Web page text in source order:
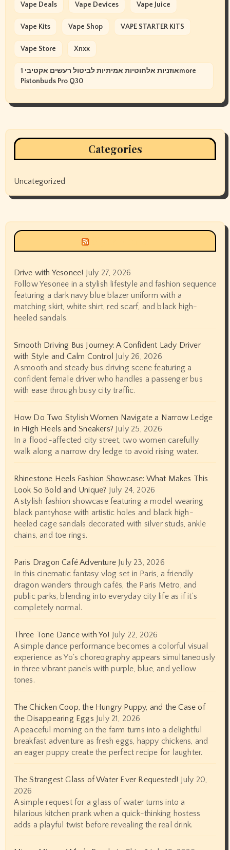
Vape Deals Vape Devices Vape Juice
Vape Kits Vape Shop VAPE STARTER KITS
Vape Store Xnxx
אוזניות אלחוטיות אמיתיות לביטול רעשים אקטיבי 1more
Pistonbuds Pro Q30
Categories
Uncategorized
Drive with Yesonee! July 27, 2026
Follow Yesonee in a stylish lifestyle and fashion sequence
featuring a dark navy blue blazer uniform with a
matching skirt, white shirt, red scarf, and black high-
heeled sandals.
Smooth Driving Bus Journey: A Confident Lady Driver
with Style and Calm Control July 26, 2026
A smooth and steady bus driving scene featuring a
confident female driver who handles a passenger bus
with ease through busy city traffic.
How Do Two Stylish Women Navigate a Narrow Ledge
in High Heels and Sneakers? July 25, 2026
In a flood-affected city street, two women carefully
walk along a narrow dry ledge to avoid rising water.
Rhinestone Heels Fashion Showcase: What Makes This
Look So Bold and Unique? July 24, 2026
A stylish fashion showcase featuring a model wearing
black pantyhose with artistic holes and black high-
heeled cage sandals decorated with silver studs, ankle
chains, and toe rings.
Paris Dragon Café Adventure July 23, 2026
In this cinematic fantasy vlog set in Paris, a friendly
dragon wanders through cafés, the Paris Metro, and
public parks, blending into everyday city life as if it’s
completely normal.
Three Tone Dance with Yo! July 22, 2026
A simple dance performance becomes a colorful visual
experience as Yo's choreography appears simultaneously
in three vibrant panels with purple, blue, and yellow
tones.
The Chicken Coop, the Hungry Puppy, and the Case of
the Disappearing Eggs July 21, 2026
A peaceful morning on the farm turns into a delightful
breakfast adventure as fresh eggs, happy chickens, and
an eager puppy create the perfect recipe for laughter.
The Strangest Glass of Water Ever Requested! July 20,
2026
A simple request for a glass of water turns into a
hilarious kitchen prank when a quick-thinking hostess
adds a playful twist before revealing the real drink.